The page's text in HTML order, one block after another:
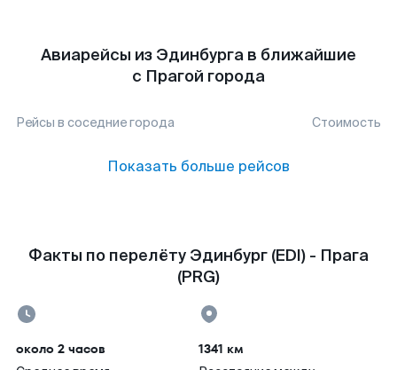
Авиарейсы из Эдинбурга в ближайшие
с Прагой города
Рейсы в соседние города Стоимость
Показать больше рейсов
Факты по перелёту Эдинбург (EDI) - Прага
(PRG)
около 2 часов 1341 км